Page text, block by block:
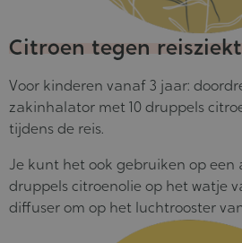
Citroen tegen
Voor kinderen vanaf 3 jaar:
zakinhalator met 10 druppels
tijdens de reis.
Je kunt het ook gebruiken op
druppels citroenolie op het watje
diffuser om op het luchtrooster